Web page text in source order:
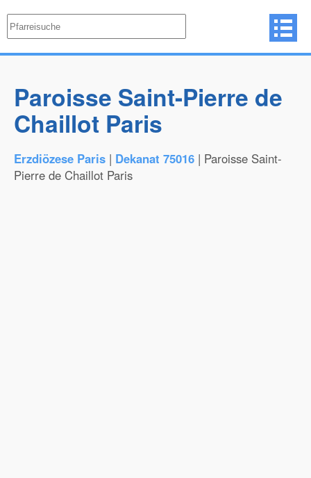
Paroisse Saint-Pierre de
Chaillot Paris
Erzdiözese Paris | Dekanat 75016 | Paroisse Saint-
Pierre de Chaillot Paris